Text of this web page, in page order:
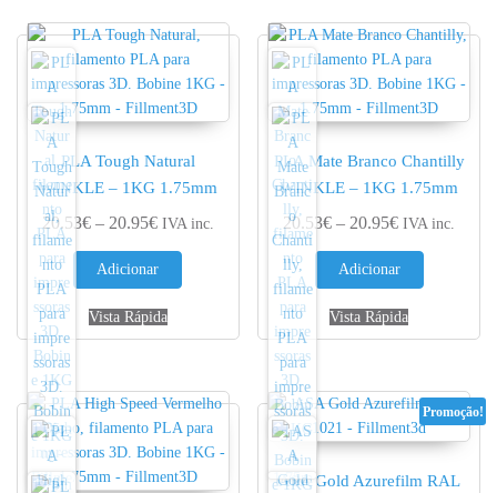
PLA Tough Natural
WINKLE – 1KG 1.75mm
20.53€ – 20.95€Price range: 20.53€ through 20.95€
IVA inc.
Adicionar
Vista Rápida
PLA Mate Branco Chantilly
WINKLE – 1KG 1.75mm
20.53€ – 20.95€Price range:
IVA inc.
Adicionar
Vista Rápida
Promoção!
ASA Gold Azurefilm RAL